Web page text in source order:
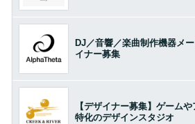
DJ／音響／楽曲制作機器メ
イナー募集
【デザイナー募集】ゲーム
特化のデザインスタジオ